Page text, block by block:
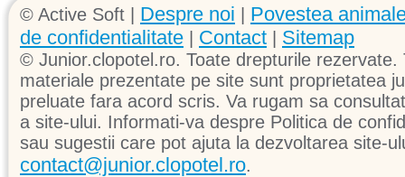
© Active Soft | Despre noi
Povestea
de confidentialitate
Contact Sitemap
© Junior.clopotel.ro. Toate drepturile
materiale prezentate pe site sunt proprietatea
preluate fara acord scris. Va rugam sa
a site-ului. Informati-va despre Politica de
sau sugestii care pot ajuta la dezvoltarea site-
contact@junior.clopotel.ro.